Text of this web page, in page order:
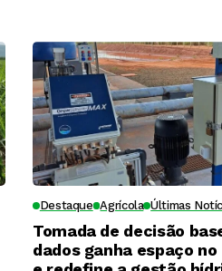
Destaque Agrícola Últimas
Tomada de decisão
dados ganha espaço